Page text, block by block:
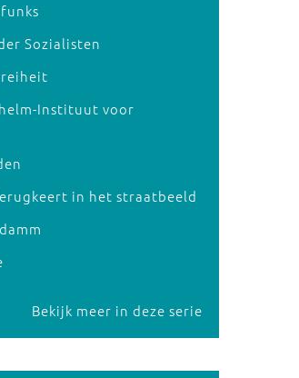
Sozialisten
Instituut voor
in het straatbeeld
Bekijk meer in deze serie